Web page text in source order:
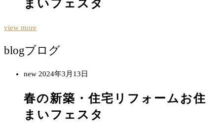
まいフェスタ
view more
blogブログ
new 2024年3月13日
春の新築・住宅リフォームお住
まいフェスタ